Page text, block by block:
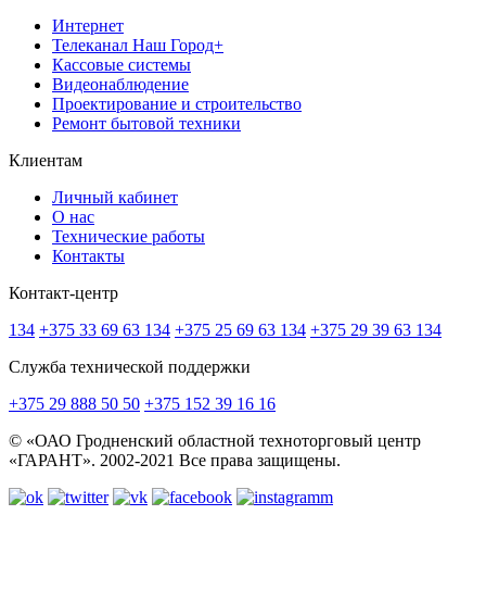
Интернет
Телеканал Наш Город+
Кассовые системы
Видеонаблюдение
Проектирование и строительство
Ремонт бытовой техники
Клиентам
Личный кабинет
О нас
Технические работы
Контакты
Контакт-центр
134 +375 33 69 63 134 +375 25 69 63 134 +375 29 39 63 134
Служба технической поддержки
+375 29 888 50 50 +375 152 39 16 16
© «ОАО Гродненский областной техноторговый центр
«ГАРАНТ». 2002-2021 Все права защищены.